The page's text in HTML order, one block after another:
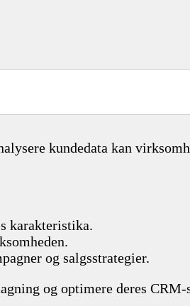
kundedata kan
karakteristika.
og salgsstrategier.
og optimere deres